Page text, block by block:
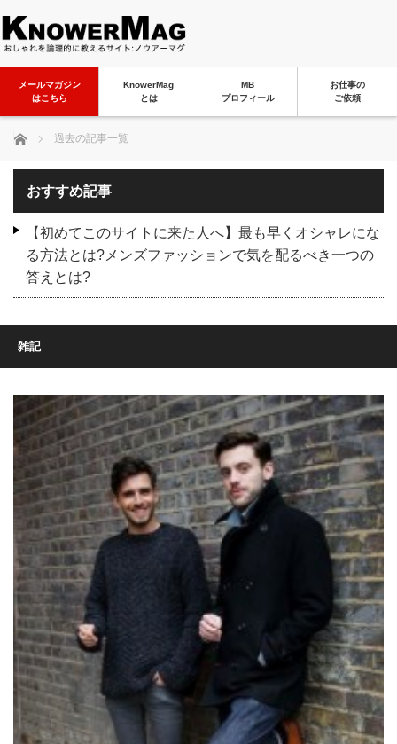
メールマガジン
はこちら
KnowerMag
とは
MB
プロフィール
お仕事の
ご依頼
ホーム 過去の記事一覧
おすすめ記事
【初めてこのサイトに来た人へ】最も早くオシャレにな
る方法とは?メンズファッションで気を配るべき一つの
答えとは?
雑記